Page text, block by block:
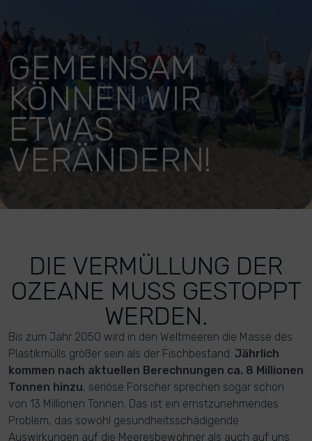
GEMEINSAM
KÖNNEN WIR
ETWAS
VERÄNDERN!
DIE VERMÜLLUNG DER
OZEANE MUSS GESTOPPT
WERDEN.
Bis zum Jahr 2050 wird in den Weltmeeren die Masse des
Plastikmülls größer sein als der Fischbestand. Jährlich
kommen nach aktuellen Berechnungen ca. 8 Millionen
Tonnen hinzu, seriöse Forscher sprechen sogar schon
von 13 Millionen Tonnen. Das ist ein ernstzunehmendes
Problem, das sowohl gesundheitsschädigende
Auswirkungen auf die Meeresbewohner als auch auf uns